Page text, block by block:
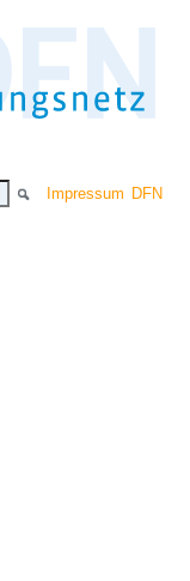
Impressum DFN